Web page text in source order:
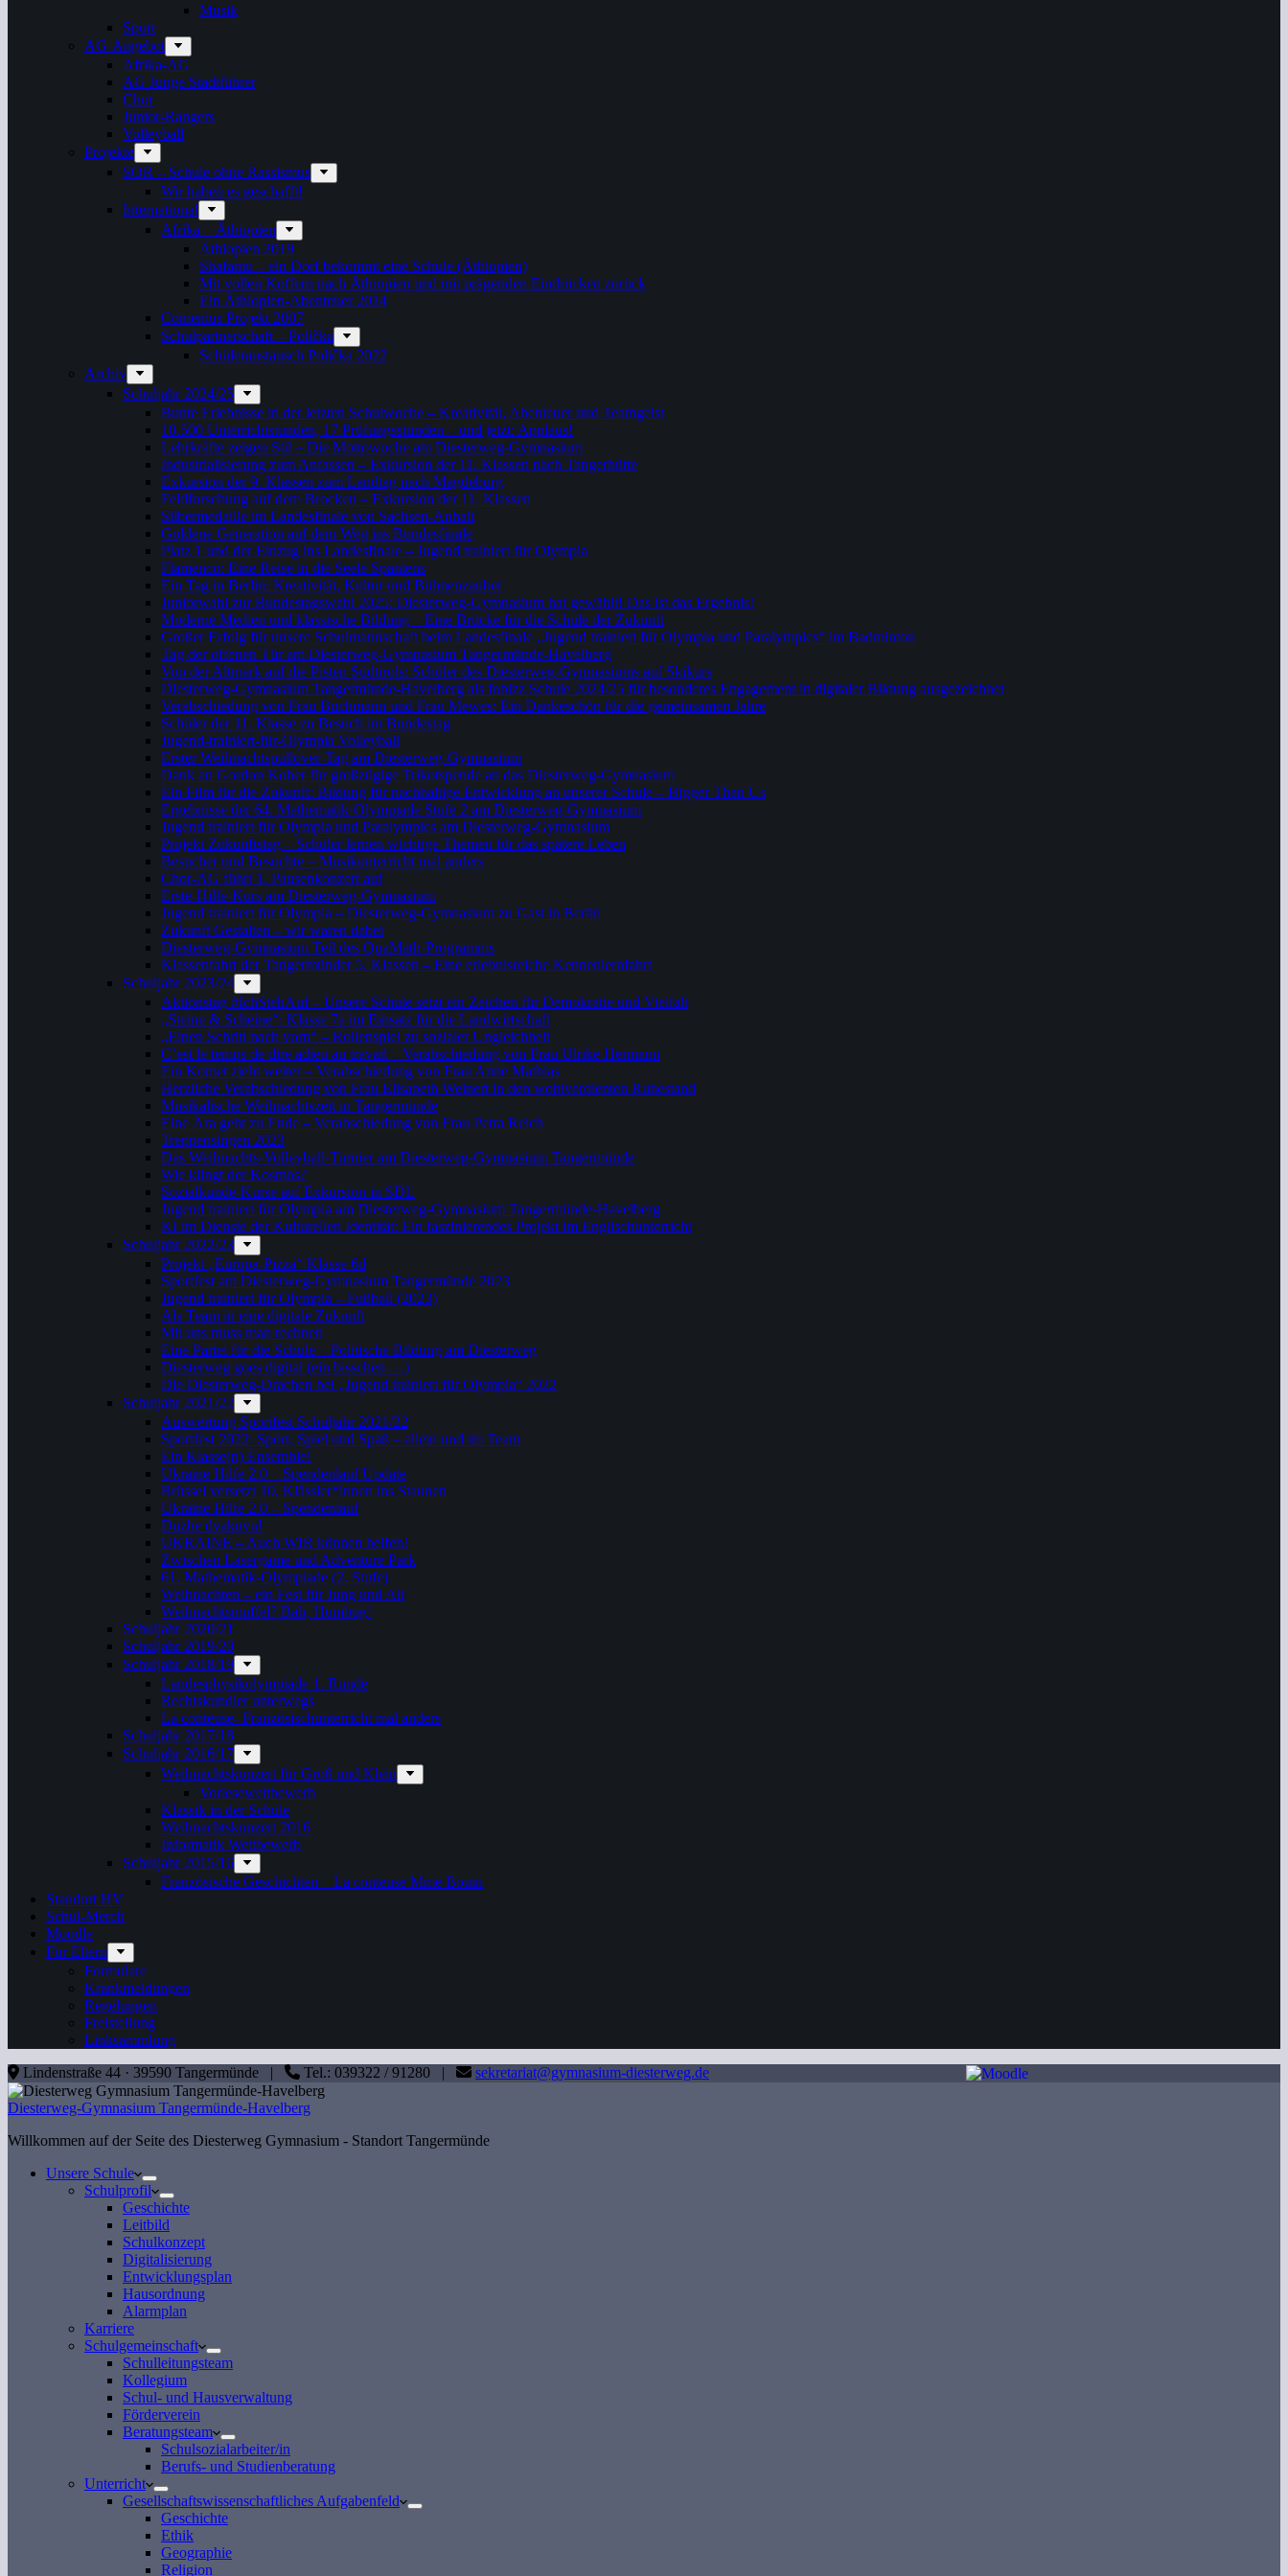
Musik
Sport
AG-Angebot
Afrika-AG
AG Junge Stadtführer
Chor
Junior-Rangers
Volleyball
Projekte
SOR – Schule ohne Rassismus
Wir haben es geschafft!
International
Afrika – Äthiopien
Äthiopien 2019
Shafamu – ein Dorf bekommt eine Schule (Äthiopien)
Mit vollen Koffern nach Äthiopien und mit prägenden Eindrücken zurück
Ein Äthiopien-Abenteuer 2014
Comenius Projekt 2007
Schulpartnerschaft – Polička
Schüleraustausch Polička 2022
Archiv
Schuljahr 2024/25
Bunte Erlebnisse in der letzten Schulwoche – Kreativität, Abenteuer und Teamgeist
10.500 Unterrichtstunden, 17 Prüfungsstunden – und jetzt: Applaus!
Lehrkräfte zeigen Stil – Die Mottowoche am Diesterweg-Gymnasium
Industrialisierung zum Anfassen – Exkursion der 11. Klassen nach Tangerhütte
Exkursion der 9. Klassen zum Landtag nach Magdeburg
Feldforschung auf dem Brocken – Exkursion der 11. Klassen
Silbermedaille im Landesfinale von Sachsen-Anhalt
Goldene Generation auf dem Weg ins Bundesfinale
Platz 1 und der Einzug ins Landesfinale – Jugend trainiert für Olympia
Flamenco: Eine Reise in die Seele Spaniens
Ein Tag in Berlin: Kreativität, Kultur und Bühnenzauber
Juniorwahl zur Bundestagswahl 2025: Diesterweg-Gymnasium hat gewählt! Das ist das Ergebnis!
Moderne Medien und klassische Bildung – Eine Brücke für die Schule der Zukunft
Großer Erfolg für unsere Schulmannschaft beim Landesfinale „Jugend trainiert für Olympia und Paralympics“ im Badminton
Tag der offenen Tür am Diesterweg-Gymnasium Tangermünde-Havelberg
Von der Altmark auf die Pisten Südtirols: Schüler des Diesterweg-Gymnasiums auf Skikurs
Diesterweg-Gymnasium Tangermünde-Havelberg als fobizz Schule 2024/25 für besonderes Engagement in digitaler Bildung ausgezeichnet
Verabschiedung von Frau Buchmann und Frau Mewes: Ein Dankeschön für die gemeinsamen Jahre
Schüler der 11. Klasse zu Besuch im Bundestag
Jugend-trainiert-für-Olympia Volleyball
Erster Weihnachtspullover-Tag am Diesterweg-Gymnasium
Dank an Gordon Kober für großzügige Trikotspende an das Diesterweg-Gymnasium
Ein Film für die Zukunft: Bildung für nachhaltige Entwicklung an unserer Schule – Bigger Than Us
Ergebnisse der 64. Mathematik-Olympiade Stufe 2 am Diesterweg-Gymnasium
Jugend trainiert für Olympia und Paralympics am Diesterweg-Gymnasium
Projekt Zukunftstag – Schüler lernen wichtige Themen für das spätere Leben
Besucher und Besuchte – Musikunterricht mal anders
Chor-AG führt 1. Pausenkonzert auf
Erste-Hilfe-Kurs am Diesterweg-Gymnasium
Jugend trainiert für Olympia – Diesterweg-Gymnasium zu Gast in Berlin
Zukunft Gestalten – wir waren dabei
Diesterweg-Gymnasium Teil des QuaMath-Programms
Klassenfahrt der Tangermünder 5. Klassen – Eine erlebnisreiche Kennenlernfahrt
Schuljahr 2023/24
Aktionstag #IchStehAuf – Unsere Schule setzt ein Zeichen für Demokratie und Vielfalt
„Steine & Scheine“: Klasse 7a im Einsatz für die Landwirtschaft
„Einen Schritt nach vorn“ – Rollenspiel zu sozialer Ungleichheit
C’est le temps de dire adieu au travail – Verabschiedung von Frau Ulrike Hermann
Ein Komet zieht weiter – Verabschiedung von Frau Anne Mathias
Herzliche Verabschiedung von Frau Elisabeth Weinert in den wohlverdienten Ruhestand
Musikalische Weihnachtszeit in Tangermünde
Eine Ära geht zu Ende – Verabschiedung von Frau Petra Reich
Treppensingen 2023
Das Weihnachts-Volleyball-Turnier am Diesterweg-Gymnasium Tangermünde
Wie klingt der Kosmos?
Sozialkunde-Kurse auf Exkursion in SDL
Jugend trainiert für Olympia am Diesterweg-Gymnasium Tangermünde-Havelberg
KI im Dienste der Kulturellen Identität: Ein faszinierendes Projekt im Englischunterricht
Schuljahr 2022/23
Projekt „Europa-Pizza“ Klasse 6d
Sportfest am Diesterweg-Gymnasium Tangermünde 2023
Jugend trainiert für Olympia – Fußball (2023)
Als Team in eine digitale Zukunft
Mit uns muss man rechnen
Eine Partei für die Schule – Politische Bildung am Diesterweg
Diesterweg goes digital (ein bisschen …)
Die Diesterweg-Drachen bei „Jugend trainiert für Olympia“ 2022
Schuljahr 2021/22
Auswertung Sportfest Schuljahr 2021/22
Sportfest 2022: Sport, Spiel und Spaß – allein und im Team
Ein Klasse(n) Ensemble!
Ukraine Hilfe 2.0 – Spendenlauf Update
Brüssel versetzt 10. Klässler*innen ins Staunen
Ukraine Hilfe 2.0 – Spendenlauf
Duzhe dyakuyu!
UKRAINE – Auch WIR können helfen!
Zwischen Lasergame und Adventure Park
61. Mathematik-Olympiade (2. Stufe)
Weihnachten – ein Fest für Jung und Alt
Weihnachtsmuffel? Bah, Humbug!
Schuljahr 2020/21
Schuljahr 2019/20
Schuljahr 2018/19
Landesphysikolympiade 1. Runde
Rechtskundler unterwegs
La conteuse- Französischunterricht mal anders
Schuljahr 2017/18
Schuljahr 2016/17
Weihnachtskonzert für Groß und Klein
Vorlesewettbewerb
Klassik in der Schule
Weihnachtskonzert 2016
Informatik Wettbewerb
Schuljahr 2015/16
Französische Geschichten – La conteuse Mme Bouin
Standort HV
Schul-Merch
Moodle
Für Eltern
Formulare
Krankmeldungen
Regelungen
Freistellung
Linksammlung
Lindenstraße 44 · 39590 Tangermünde |
Tel.: 039322 / 91280 | sekretariat@gymnasium-diesterweg.de
Diesterweg-Gymnasium Tangermünde-Havelberg
Willkommen auf der Seite des Diesterweg Gymnasium - Standort Tangermünde
Unsere Schule
Schulprofil
Geschichte
Leitbild
Schulkonzept
Digitalisierung
Entwicklungsplan
Hausordnung
Alarmplan
Karriere
Schulgemeinschaft
Schulleitungsteam
Kollegium
Schul- und Hausverwaltung
Förderverein
Beratungsteam
Schulsozialarbeiter/in
Berufs- und Studienberatung
Unterricht
Gesellschaftswissenschaftliches Aufgabenfeld
Geschichte
Ethik
Geographie
Religion